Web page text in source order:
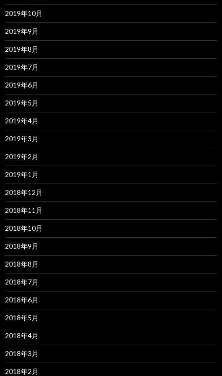
2019年10月
2019年9月
2019年8月
2019年7月
2019年6月
2019年5月
2019年4月
2019年3月
2019年2月
2019年1月
2018年12月
2018年11月
2018年10月
2018年9月
2018年8月
2018年7月
2018年6月
2018年5月
2018年4月
2018年3月
2018年2月